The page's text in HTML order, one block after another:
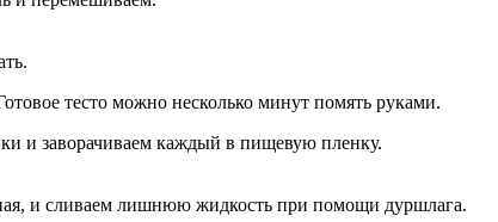
тесто можно несколько минут помять руками.
и заворачиваем каждый в пищевую пленку.
и сливаем лишнюю жидкость при помощи дуршлага.